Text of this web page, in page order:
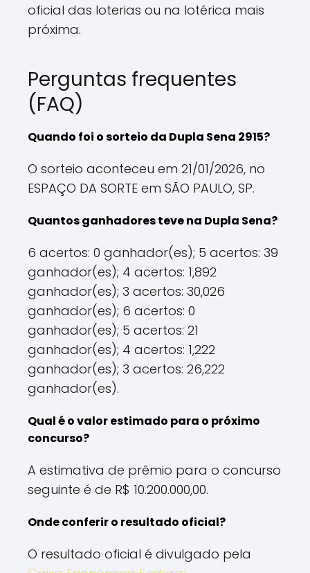
oficial das loterias ou na lotérica mais
próxima.
Perguntas frequentes
(FAQ)
Quando foi o sorteio da Dupla Sena 2915?
O sorteio aconteceu em 21/01/2026, no
ESPAÇO DA SORTE em SÃO PAULO, SP.
Quantos ganhadores teve na Dupla Sena?
6 acertos: 0 ganhador(es); 5 acertos: 39
ganhador(es); 4 acertos: 1,892
ganhador(es); 3 acertos: 30,026
ganhador(es); 6 acertos: 0
ganhador(es); 5 acertos: 21
ganhador(es); 4 acertos: 1,222
ganhador(es); 3 acertos: 26,222
ganhador(es).
Qual é o valor estimado para o próximo
concurso?
A estimativa de prêmio para o concurso
seguinte é de R$ 10.200.000,00.
Onde conferir o resultado oficial?
O resultado oficial é divulgado pela